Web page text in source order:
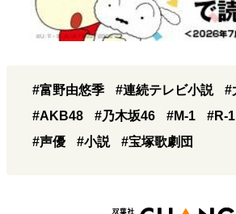
#富野由悠季 #連続テレビ小説
#
#AKB48
#乃木坂46 #M-1
#R-
#声優
#小説 #宝塚歌劇団